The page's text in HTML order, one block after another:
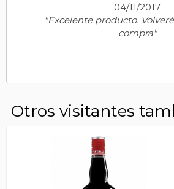
04/11/2017
"Excelente producto.
compra"
Otros visitantes